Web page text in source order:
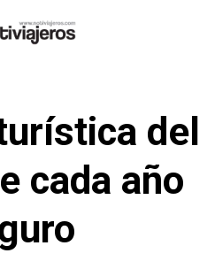
del
cada año